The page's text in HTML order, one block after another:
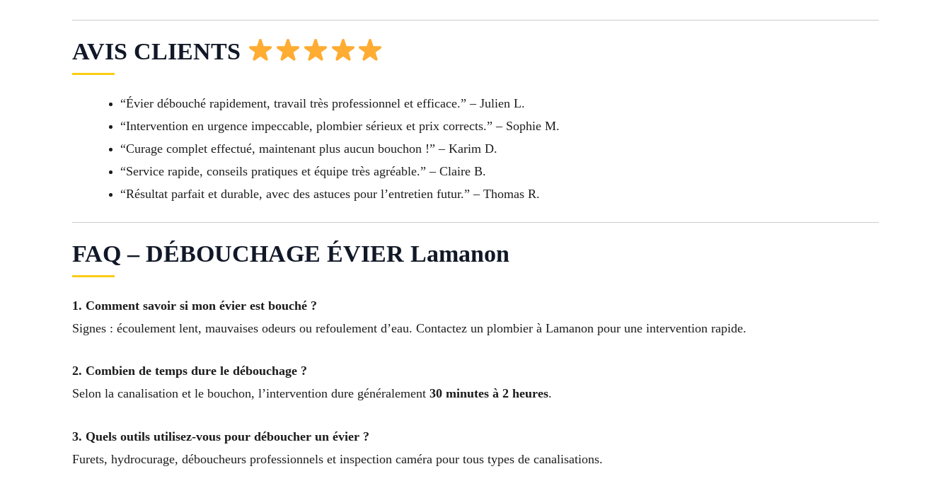
AVIS CLIENTS
“Évier débouché rapidement, travail très professionnel et efficace.” – Julien L.
“Intervention en urgence impeccable, plombier sérieux et prix corrects.” – Sophie M.
“Curage complet effectué, maintenant plus aucun bouchon !” – Karim D.
“Service rapide, conseils pratiques et équipe très agréable.” – Claire B.
“Résultat parfait et durable, avec des astuces pour l’entretien futur.” – Thomas R.
FAQ – DÉBOUCHAGE ÉVIER Lamanon
1. Comment savoir si mon évier est bouché ?
Signes : écoulement lent, mauvaises odeurs ou refoulement d’eau. Contactez un plombier à Lamanon pour une intervention rapide.
2. Combien de temps dure le débouchage ?
Selon la canalisation et le bouchon, l’intervention dure généralement 30 minutes à 2 heures.
3. Quels outils utilisez-vous pour déboucher un évier ?
Furets, hydrocurage, déboucheurs professionnels et inspection caméra pour tous types de canalisations.